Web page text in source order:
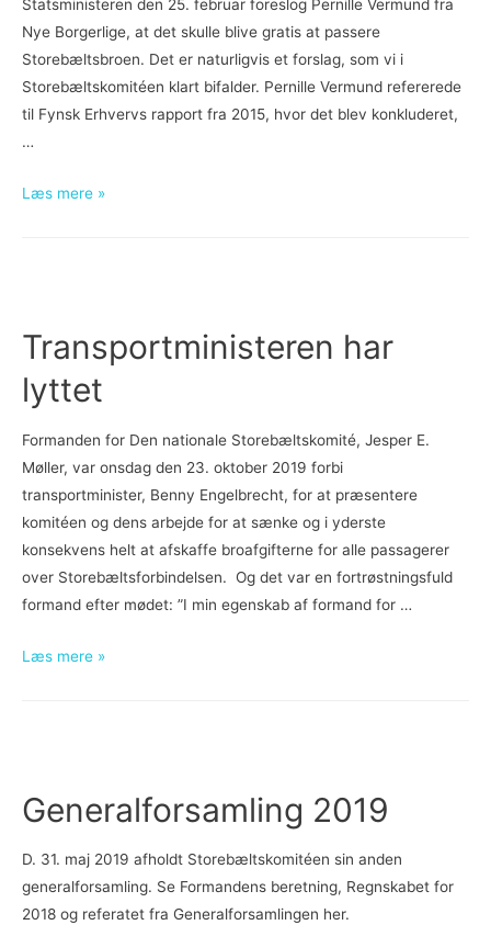
tværs
af
Danmark?
Statsministeren den 25. februar foreslog Pernille Vermund fra
Nye Borgerlige, at det skulle blive gratis at passere
Storebæltsbroen. Det er naturligvis et forslag, som vi i
Storebæltskomitéen klart bifalder. Pernille Vermund refererede
til Fynsk Erhvervs rapport fra 2015, hvor det blev konkluderet,
…
Storebæltsafgifterne
Læs mere »
Transportministeren har
lyttet
Formanden for Den nationale Storebæltskomité, Jesper E.
Møller, var onsdag den 23. oktober 2019 forbi
transportminister, Benny Engelbrecht, for at præsentere
komitéen og dens arbejde for at sænke og i yderste
konsekvens helt at afskaffe broafgifterne for alle passagerer
over Storebæltsforbindelsen. Og det var en fortrøstningsfuld
formand efter mødet: ”I min egenskab af formand for …
Transportministeren
Læs mere »
Generalforsamling 2019
D. 31. maj 2019 afholdt Storebæltskomitéen sin anden
generalforsamling. Se Formandens beretning, Regnskabet for
2018 og referatet fra Generalforsamlingen her.